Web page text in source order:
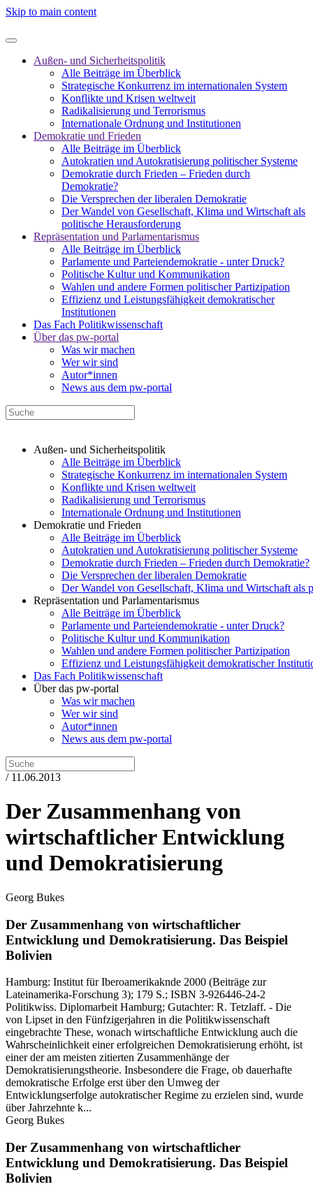
Skip to main content
Außen- und Sicherheitspolitik
Alle Beiträge im Überblick
Strategische Konkurrenz im internationalen System
Konflikte und Krisen weltweit
Radikalisierung und Terrorismus
Internationale Ordnung und Institutionen
Demokratie und Frieden
Alle Beiträge im Überblick
Autokratien und Autokratisierung politischer Systeme
Demokratie durch Frieden – Frieden durch
Demokratie?
Die Versprechen der liberalen Demokratie
Der Wandel von Gesellschaft, Klima und Wirtschaft als
politische Herausforderung
Repräsentation und Parlamentarismus
Alle Beiträge im Überblick
Parlamente und Parteiendemokratie - unter Druck?
Politische Kultur und Kommunikation
Wahlen und andere Formen politischer Partizipation
Effizienz und Leistungsfähigkeit demokratischer
Institutionen
Das Fach Politikwissenschaft
Über das pw-portal
Was wir machen
Wer wir sind
Autor*innen
News aus dem pw-portal
Außen- und Sicherheitspolitik
Alle Beiträge im Überblick
Strategische Konkurrenz im internationalen System
Konflikte und Krisen weltweit
Radikalisierung und Terrorismus
Internationale Ordnung und Institutionen
Demokratie und Frieden
Alle Beiträge im Überblick
Autokratien und Autokratisierung politischer Systeme
Demokratie durch Frieden – Frieden durch Demokratie?
Die Versprechen der liberalen Demokratie
Der Wandel von Gesellschaft, Klima und Wirtschaft als
Repräsentation und Parlamentarismus
Alle Beiträge im Überblick
Parlamente und Parteiendemokratie - unter Druck?
Politische Kultur und Kommunikation
Wahlen und andere Formen politischer Partizipation
Effizienz und Leistungsfähigkeit demokratischer
Das Fach Politikwissenschaft
Über das pw-portal
Was wir machen
Wer wir sind
Autor*innen
News aus dem pw-portal
/ 11.06.2013
Der Zusammenhang von
wirtschaftlicher Entwicklung
und Demokratisierung
Georg Bukes
Der Zusammenhang von wirtschaftlicher
Entwicklung und Demokratisierung. Das Beispiel
Bolivien
Hamburg: Institut für Iberoamerikaknde 2000 (Beiträge zur
Lateinamerika-Forschung 3); 179 S.; ISBN 3-926446-24-2
Politikwiss. Diplomarbeit Hamburg; Gutachter: R. Tetzlaff. - Die
von Lipset in den Fünfzigerjahren in die Politikwissenschaft
eingebrachte These, wonach wirtschaftliche Entwicklung auch die
Wahrscheinlichkeit einer erfolgreichen Demokratisierung erhöht, ist
einer der am meisten zitierten Zusammenhänge der
Demokratisierungstheorie. Insbesondere die Frage, ob dauerhafte
demokratische Erfolge erst über den Umweg der
Entwicklungserfolge autokratischer Regime zu erzielen sind, wurde
über Jahrzehnte k...
Georg Bukes
Der Zusammenhang von wirtschaftlicher
Entwicklung und Demokratisierung. Das Beispiel
Bolivien